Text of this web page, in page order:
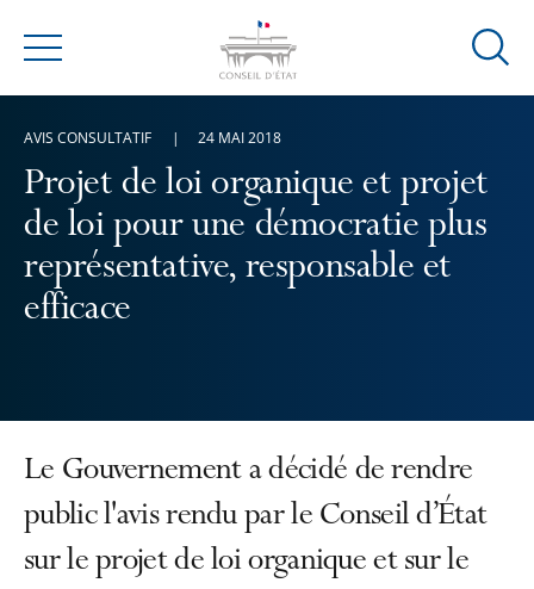
Menu
Ouvrir
Projet de loi organique et projet
de loi pour une démocratie plus
représentative, responsable et
efficace
AVIS CONSULTATIF 24 MAI 2018
Le Gouvernement a décidé de rendre
public l'avis rendu par le Conseil d’État
sur le projet de loi organique et sur le